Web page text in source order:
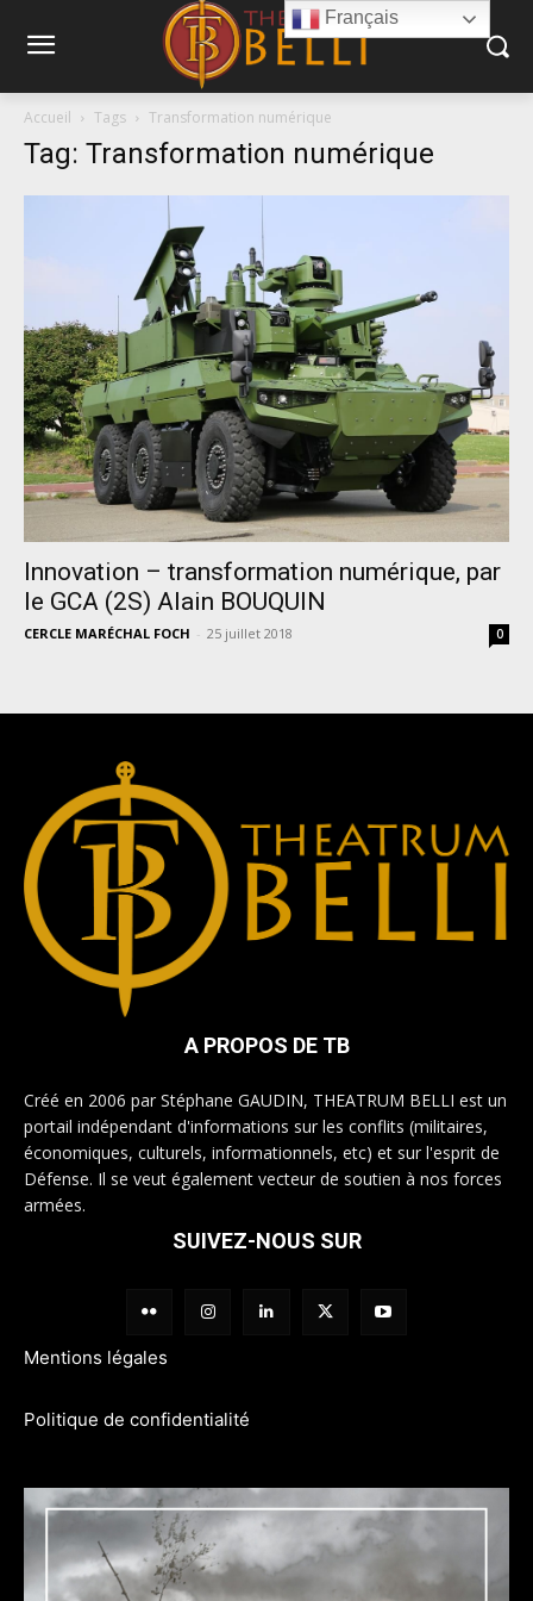
Accueil Tags Transformation numérique
Tag: Transformation numérique
Innovation – transformation numérique, par
le GCA (2S) Alain BOUQUIN
CERCLE MARÉCHAL FOCH - 25 juillet 2018 0
A PROPOS DE TB
Créé en 2006 par Stéphane GAUDIN, THEATRUM BELLI est un
portail indépendant d'informations sur les conflits (militaires,
économiques, culturels, informationnels, etc) et sur l'esprit de
Défense. Il se veut également vecteur de soutien à nos forces
armées.
SUIVEZ-NOUS SUR
Mentions légales
Politique de confidentialité
Français